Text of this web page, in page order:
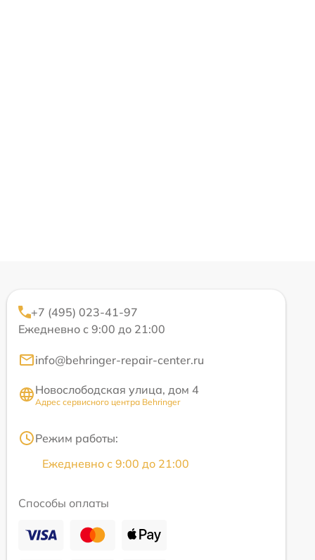
+7 (495) 023-41-97
Ежедневно с 9:00 до 21:00
info@behringer-repair-center.ru
Новослободская улица, дом 4
Адрес сервисного центра Behringer
Режим работы:
Ежедневно с 9:00 до 21:00
Способы оплаты